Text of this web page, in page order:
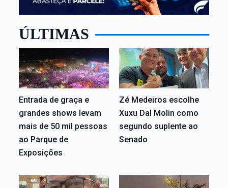
ÚLTIMAS
Entrada de graça e
grandes shows levam
mais de 50 mil pessoas
ao Parque de
Exposições
Zé Medeiros escolhe
Xuxu Dal Molin como
segundo suplente ao
Senado